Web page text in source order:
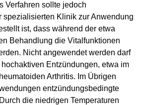
Verfahren sollte jedoch
spezialisierten Klinik zur Anwendung
ist, dass während der etwa
Behandlung die Vitalfunktionen
Nicht angewendet werden darf
Entzündungen, etwa im
Arthritis. Im Übrigen
entzündungsbedingte
die niedrigen Temperaturen